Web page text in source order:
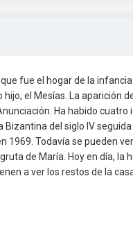
fue el hogar de la
el Mesías. La aparición
Ha habido cuatro
del siglo IV
1969. Todavía se pueden
de María. Hoy en día, la
a ver los restos de la